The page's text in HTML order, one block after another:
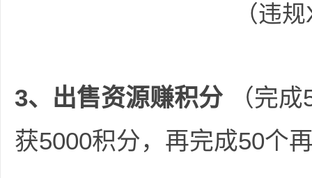
（违
3、出售资源赚积分
（完
获5000积分，再完成50个